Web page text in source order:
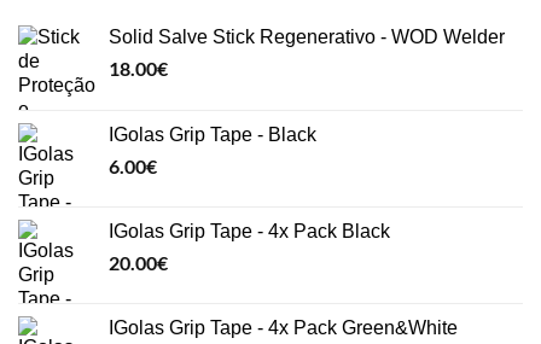
Solid Salve Stick Regenerativo - WOD Welder
18.00€
IGolas Grip Tape - Black
6.00€
IGolas Grip Tape - 4x Pack Black
20.00€
IGolas Grip Tape - 4x Pack Green&White